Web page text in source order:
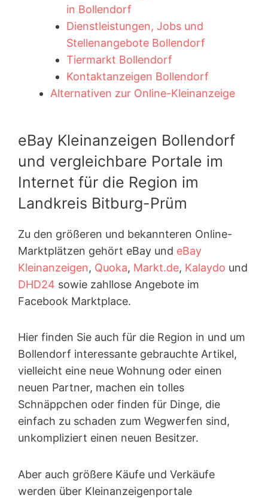
in Bollendorf
Dienstleistungen, Jobs und
Stellenangebote Bollendorf
Tiermarkt Bollendorf
Kontaktanzeigen Bollendorf
Alternativen zur Online-Kleinanzeige
eBay Kleinanzeigen Bollendorf
und vergleichbare Portale im
Internet für die Region im
Landkreis Bitburg-Prüm
Zu den größeren und bekannteren Online-
Marktplätzen gehört eBay und eBay
Kleinanzeigen, Quoka, Markt.de, Kalaydo und
DHD24 sowie zahllose Angebote im
Facebook Marktplace.
Hier finden Sie auch für die Region in und um
Bollendorf interessante gebrauchte Artikel,
vielleicht eine neue Wohnung oder einen
neuen Partner, machen ein tolles
Schnäppchen oder finden für Dinge, die
einfach zu schaden zum Wegwerfen sind,
unkompliziert einen neuen Besitzer.
Aber auch größere Käufe und Verkäufe
werden über Kleinanzeigen­portale